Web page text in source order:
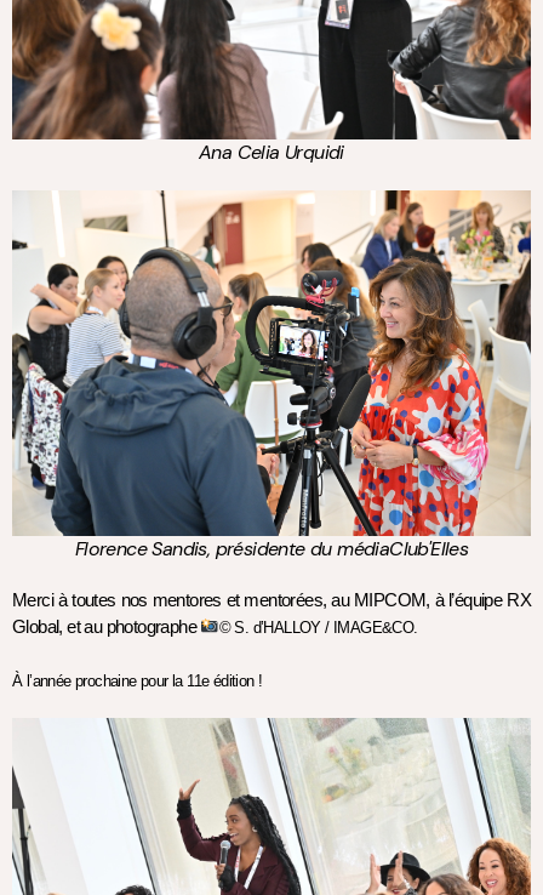
Ana Celia Urquidi
Florence Sandis, présidente du médiaClub'Elles
Merci à toutes nos mentores et mentorées, au MIPCOM, à l’équipe RX
Global, et au photographe
© S. d’HALLOY / IMAGE&CO.
À l’année prochaine pour la 11e édition !